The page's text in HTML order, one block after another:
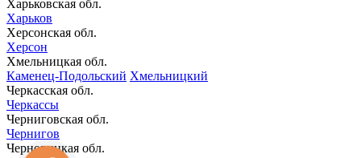
Харьковская обл.
Харьков
Херсонская обл.
Херсон
Хмельницкая обл.
Каменец-Подольский Хмельницкий
Черкасская обл.
Черкассы
Черниговская обл.
Чернигов
Черновицкая обл.